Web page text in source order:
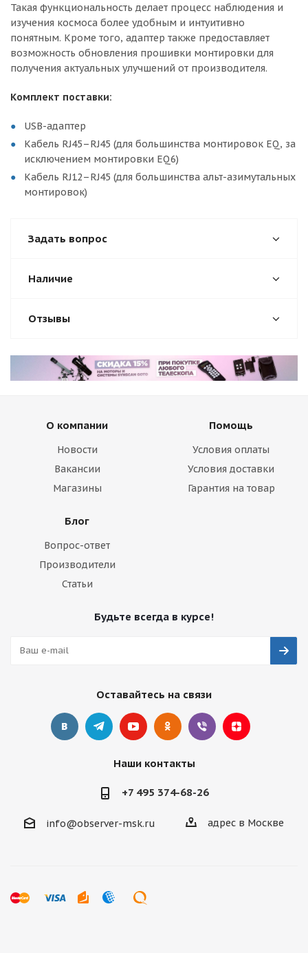
Такая функциональность делает процесс наблюдения и
изучения космоса более удобным и интуитивно
понятным. Кроме того, адаптер также предоставляет
возможность обновления прошивки монтировки для
получения актуальных улучшений от производителя.
Комплект поставки:
USB-адаптер
Кабель RJ45–RJ45 (для большинства монтировок EQ, за
исключением монтировки EQ6)
Кабель RJ12–RJ45 (для большинства альт-азимутальных
монтировок)
Задать вопрос
Наличие
Отзывы
О компании
Новости
Вакансии
Магазины
Помощь
Условия оплаты
Условия доставки
Гарантия на товар
Блог
Вопрос-ответ
Производители
Статьи
Будьте всегда в курсе!
Оставайтесь на связи
Наши контакты
+7 495 374-68-26
info@observer-msk.ru адрес в Москве